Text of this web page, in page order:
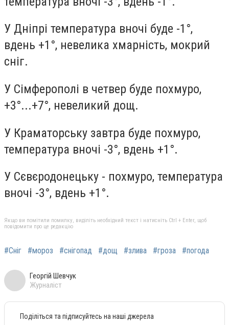
У Дніпрі температура вночі буде -1°,
вдень +1°, невелика хмарність, мокрий
сніг.
У Сімферополі в четвер буде похмуро,
+3°...+7°, невеликий дощ.
У Краматорську завтра буде похмуро,
температура вночі -3°, вдень +1°.
У Сєвєродонецьку - похмуро, температура
вночі -3°, вдень +1°.
Якщо ви помітили помилку, виділіть необхідний текст і натисніть Ctrl + Enter, щоб
повідомити про це редакцію
#Сніг #мороз #снігопад #дощ #злива #гроза #погода
Георгій Шевчук
Журналіст
Поділіться та підписуйтесь на наші джерела